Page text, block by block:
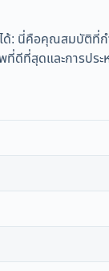
ด้: นี่คือคุณสมบัติ
ที่ดีที่สุดและการป